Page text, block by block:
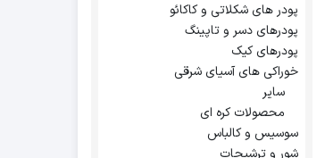
پودر های شکلاتی و کاکائو
پودرهای دسر و تاپینگ
پودرهای کیک
خوراکی های آسیای شرقی
سایر
محصولات کره ای
سوسیس و کالباس
شور و ترشیجات